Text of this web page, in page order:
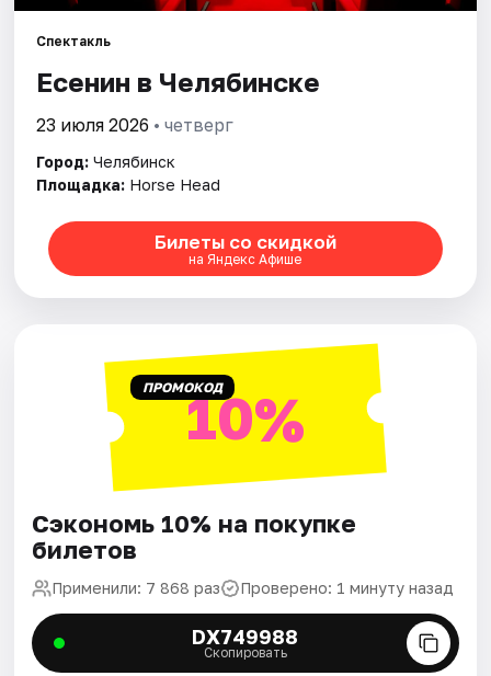
Площадки
Артисты
Рейтинги
Спектакль
Есенин в Челябинске
23 июля 2026 • четверг
Город: Челябинск
Площадка: Horse Head
Билеты со скидкой
на Яндекс Афише
ПРОМОКОД10%
Сэкономь 10% на покупке
билетов
Применили: 7 868 раз Проверено: 1 минуту назад
DX749988
Скопировать